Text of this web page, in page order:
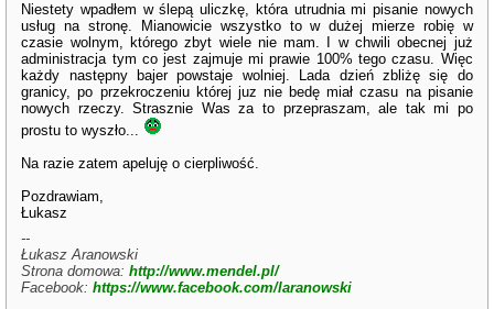
Niestety wpadłem w ślepą uliczkę, która utrudnia mi pisanie nowych
usług na stronę. Mianowicie wszystko to w dużej mierze robię w
czasie wolnym, którego zbyt wiele nie mam. I w chwili obecnej już
administracja tym co jest zajmuje mi prawie 100% tego czasu. Więc
każdy następny bajer powstaje wolniej. Lada dzień zbliżę się do
granicy, po przekroczeniu której juz nie bedę miał czasu na pisanie
nowych rzeczy. Strasznie Was za to przepraszam, ale tak mi po
prostu to wyszło...
Na razie zatem apeluję o cierpliwość.
Pozdrawiam,
Łukasz
--
Łukasz Aranowski
Strona domowa:http://www.mendel.pl/
Facebook:https://www.facebook.com/laranowski